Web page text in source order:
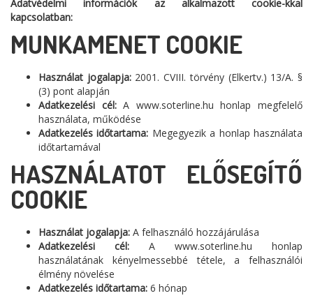
Adatvédelmi információk az alkalmazott cookie-kkal
kapcsolatban:
MUNKAMENET COOKIE
Használat jogalapja:2001. CVIII. törvény (Elkertv.) 13/A. §
(3) pont alapján
Adatkezelési cél:A www.soterline.hu honlap megfelelő
használata, működése
Adatkezelés időtartama: Megegyezik a honlap használata
időtartamával
HASZNÁLATOT ELŐSEGÍTŐ
COOKIE
Használat jogalapja: A felhasználó hozzájárulása
Adatkezelési cél: A www.soterline.hu honlap
használatának kényelmessebbé tétele, a felhasználói
élmény növelése
Adatkezelés időtartama: 6 hónap